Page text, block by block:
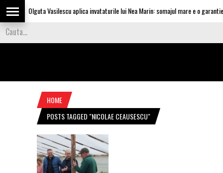
Olguta Vasilescu aplica invataturile lui Nea Marin: somajul mare e o
HOME
POSTS TAGGED "NICOLAE CEAUSESCU"